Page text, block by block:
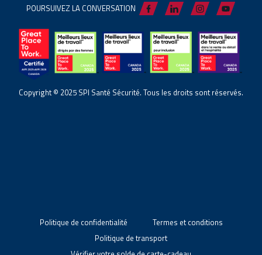
POURSUIVEZ LA CONVERSATION
Copyright © 2025 SPI Santé Sécurité. Tous les droits sont réservés.
Politique de confidentialité
Termes et conditions
Politique de transport